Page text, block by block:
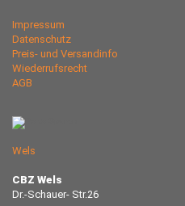
Impressum
Datenschutz
Preis- und Versandinfo
Wiederrufsrecht
AGB
Wels
CBZ Wels
Dr.-Schauer- Str.26